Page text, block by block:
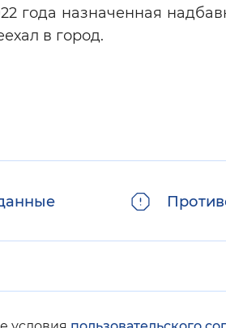
года назначенная
в город.